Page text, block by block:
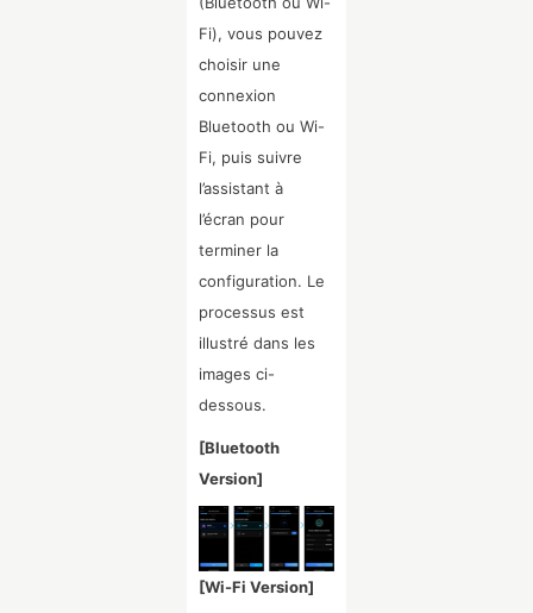
Fi), vous pouvez
choisir une
connexion
Bluetooth ou Wi-
Fi, puis suivre
l’assistant à
l’écran pour
terminer la
configuration. Le
processus est
illustré dans les
images ci-
dessous.
[Bluetooth
Version]
[Wi-Fi Version]